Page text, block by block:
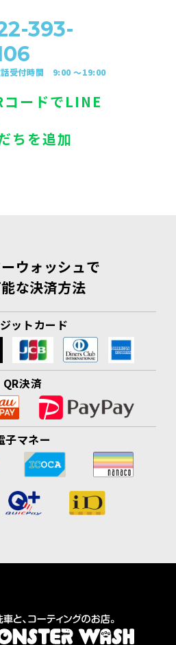
393-
話受付時間 9:00 〜19:00
コードでLINE
ちを追加
ウォッシュで
な決済方法
ットカード
QR決済
子マネー